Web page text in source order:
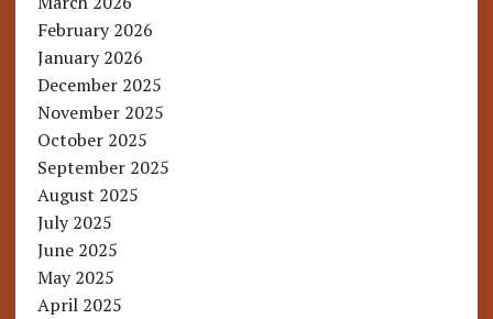
February 2026
January 2026
December 2025
November 2025
October 2025
September 2025
August 2025
July 2025
June 2025
May 2025
April 2025